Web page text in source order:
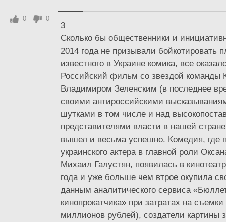
3
Сколько бы общественники и
2014 года не призывали бойкотировать
известного в Украине комика, все
Российский фильм со звездой команды
Владимиром Зеленским (в последнее
своими антироссийскими
шутками в том числе и над
представителями власти в нашей
вышел и весьма успешно. Комедия, где
украинского актера в главной роли
Михаил Галустян, появилась в
года и уже больше чем втрое окупила
данным аналитического сервиса
кинопрокатчика» при затратах на
миллионов рублей), создатели картины
0 0